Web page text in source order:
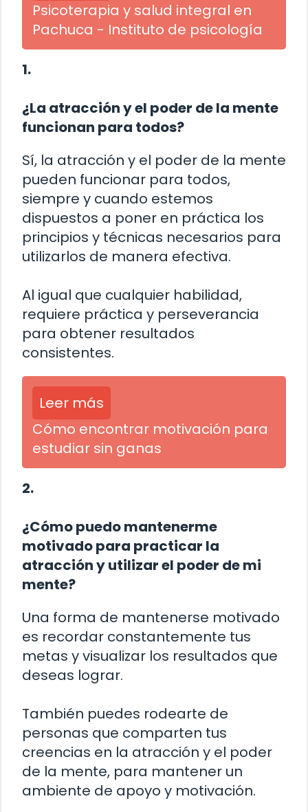
Psicoterapia y salud integral en
Pachuca - Instituto de psicología
1.
¿La atracción y el poder de la mente
funcionan para todos?
Sí, la atracción y el poder de la mente
pueden funcionar para todos,
siempre y cuando estemos
dispuestos a poner en práctica los
principios y técnicas necesarios para
utilizarlos de manera efectiva.
Al igual que cualquier habilidad,
requiere práctica y perseverancia
para obtener resultados
consistentes.
Leer más
Cómo encontrar motivación para
estudiar sin ganas
2.
¿Cómo puedo mantenerme
motivado para practicar la
atracción y utilizar el poder de mi
mente?
Una forma de mantenerse motivado
es recordar constantemente tus
metas y visualizar los resultados que
deseas lograr.
También puedes rodearte de
personas que comparten tus
creencias en la atracción y el poder
de la mente, para mantener un
ambiente de apoyo y motivación.